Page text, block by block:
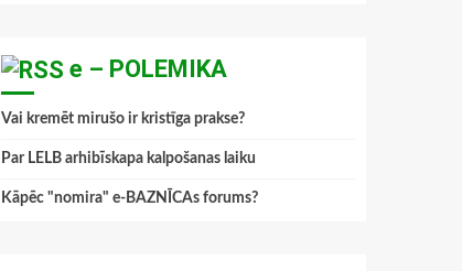
e – POLEMIKA
Vai kremēt mirušo ir kristīga prakse?
Par LELB arhibīskapa kalpošanas laiku
Kāpēc "nomira" e-BAZNĪCAs forums?